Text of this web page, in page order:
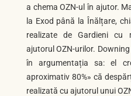
a chema OZN-ul în ajutor.
la Exod până la Înălțare,
realizate de Gardieni cu
ajutorul OZN-urilor.
în argumentația sa: el
aproximativ 80%» că
realizată cu ajutorul unui